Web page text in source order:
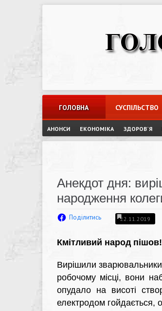
ГОЛОВНА СУСПІЛЬСТВО
АНОНСИ ЕКОНОМІКА ЗДОРОВ`Я
Анекдот дня:
народження
Поділитись 22.11.2019
Кмітливий народ пішов!
Вирішили
робочому місці, вони
опудало на висоті
електродом гойдається,